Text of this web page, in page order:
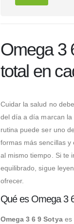
Omega 3
total en
Cuidar la salud no
del día a día marcan
rutina puede ser uno
formas más sencillas
al mismo tiempo. Si te
equilibrado, sigue
ofrecer.
Qué es Omega 3
Omega 3 6 9 Sotyaes